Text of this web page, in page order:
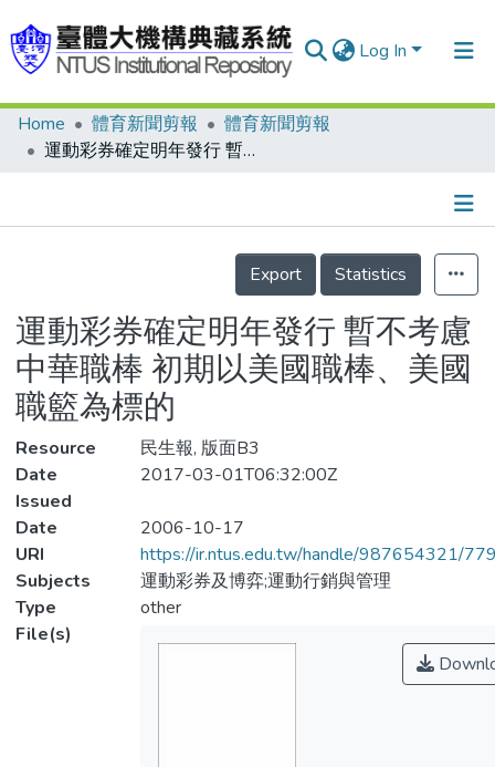
Log In
Communities & Collections
Statistics
Home 體育新聞剪報
體育新聞剪報
運動彩券確定明年發行 暫不考慮中華職棒 初期以美國職棒、美國職籃為標的
Details
Export
Statistics
運動彩券確定明年發行 暫不考慮
中華職棒 初期以美國職棒、美國
職籃為標的
Resource
民生報, 版面B3
Date
Issued
2017-03-01T06:32:00Z
Date
2006-10-17
URI
https://ir.ntus.edu.tw/handle/987654321/
Subjects
運動彩券及博弈;運動行銷與管理
Type
other
File(s)